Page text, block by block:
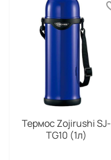
Термос Zojirushi SJ-
TG10 (1л)